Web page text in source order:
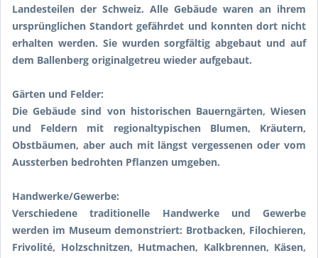
Landesteilen der Schweiz. Alle Gebäude waren an ihrem
ursprünglichen Standort gefährdet und konnten dort nicht
erhalten werden. Sie wurden sorgfältig abgebaut und auf
dem Ballenberg originalgetreu wieder aufgebaut.
Gärten und Felder:
Die Gebäude sind von historischen Bauerngärten, Wiesen
und Feldern mit regionaltypischen Blumen, Kräutern,
Obstbäumen, aber auch mit längst vergessenen oder vom
Aussterben bedrohten Pflanzen umgeben.
Handwerke/Gewerbe:
Verschiedene traditionelle Handwerke und Gewerbe
werden im Museum demonstriert: Brotbacken, Filochieren,
Frivolité, Holzschnitzen, Hutmachen, Kalkbrennen, Käsen,